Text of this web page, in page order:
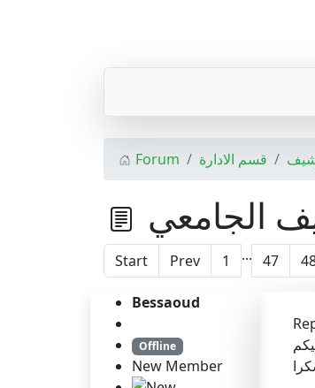
Forum قسم الادارة
الجامعي
Start Prev 1 ... 47
Bessaoud
Offline
New Member